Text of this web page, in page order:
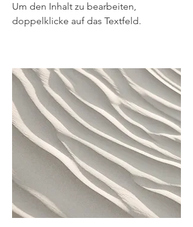
Um den Inhalt zu bearbeiten,
doppelklicke auf das Textfeld.